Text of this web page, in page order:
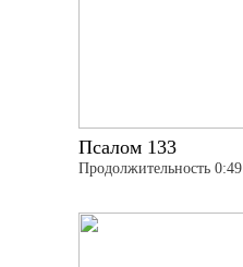
Псалом 133
Продолжительность 0:49